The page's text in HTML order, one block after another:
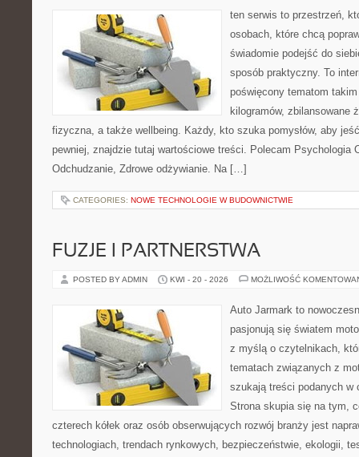
ten serwis to przestrzeń,
osobach, które chcą
świadomie podejść do
sposób praktyczny. To
poświęcony tematom
kilogramów, zbilansowane
fizyczna, a także wellbeing. Każdy, kto szuka pomysłów, aby
pewniej, znajdzie tutaj wartościowe treści. Polecam Psychologia
Odchudzanie, Zdrowe odżywianie. Na […]
CATEGORIES: NOWE TECHNOLOGIE W BUDOWNICTWIE
FUZJE I PARTNERSTWA
POSTED BY ADMIN KWI - 20 - 2026 MOŻLIWOŚĆ
Auto Jarmark to
pasjonują się światem
z myślą o czytelnikach,
tematach związanych z
szukają treści podanych
Strona skupia się na tym,
czterech kółek oraz osób obserwujących rozwój branży jest
technologiach, trendach rynkowych, bezpieczeństwie, ekologii,